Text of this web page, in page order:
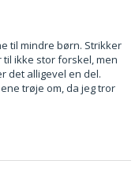
til mindre børn. Strikker
ikke stor forskel, men
det alligevel en del.
trøje om, da jeg tror